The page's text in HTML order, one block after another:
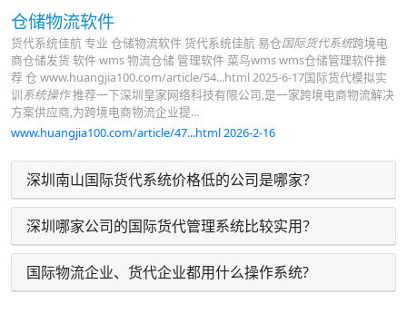
仓储物流软件
货代系统佳航 专业 仓储物流软件 货代系统佳航 易仓国际货代系统跨境电
商仓储发货 软件 wms 物流仓储 管理软件 菜鸟wms wms仓储管理软件推
荐 仓 www.huangjia100.com/article/54...html 2025-6-17国际货代模拟实
训系统操作推荐一下深圳皇家网络科技有限公司,是一家跨境电商物流解决
方案供应商,为跨境电商物流企业提...
www.huangjia100.com/article/47...html 2026-2-16
深圳南山国际货代系统价格低的公司是哪家？
深圳哪家公司的国际货代管理系统比较实用？
国际物流企业、货代企业都用什么操作系统?